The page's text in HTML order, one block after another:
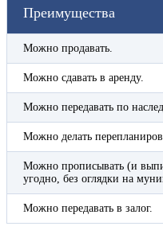
Преимущества
Можно продавать.
Можно сдавать в аренду.
Можно передавать по
Можно делать
Можно прописывать (и
угодно, без оглядки на
Можно передавать в залог.